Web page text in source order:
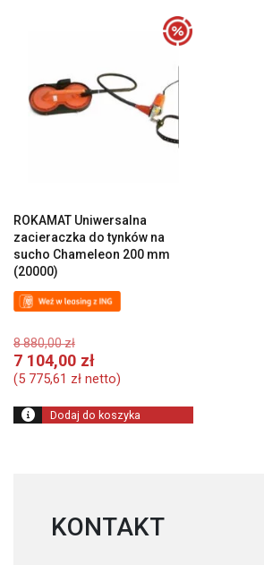
ROKAMAT Uniwersalna
zacieraczka do tynków na
sucho Chameleon 200 mm
(20000)
8 880,00złPierwotna
cena
wynosiła:
880,00 zł.
7 104,00 zł
7
104,00 zł.
(5 775,61 zł netto)
Dodaj do koszyka
KONTAKT